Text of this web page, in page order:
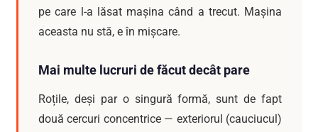
pe care l-a lăsat mașina când a trecut. Mașina
aceasta nu stă, e în mișcare.
Mai multe lucruri de făcut decât pare
Roțile, deși par o singură formă, sunt de fapt
două cercuri concentrice — exteriorul (cauciucul)